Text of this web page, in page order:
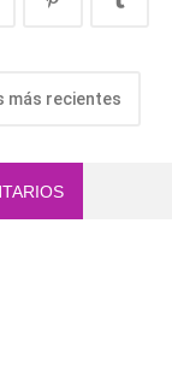
más recientes